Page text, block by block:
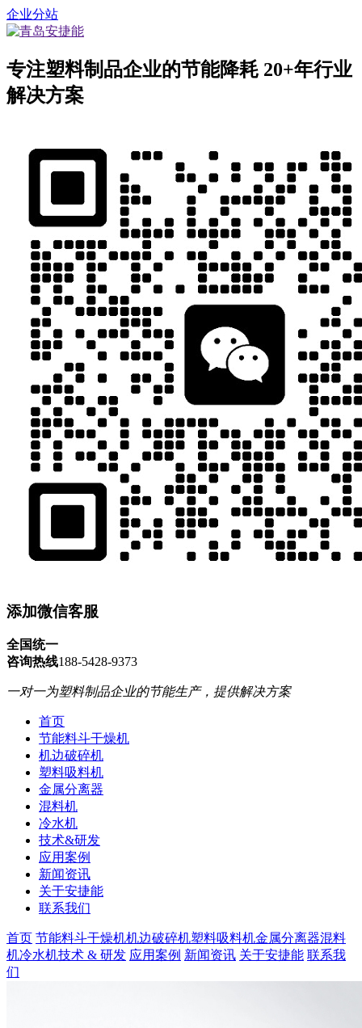
企业分站
专注塑料制品企业的节能降耗 20+年行业
解决方案
添加微信客服
全国统一
咨询热线188-5428-9373
一对一为塑料制品企业的节能生产，提供解决方案
首页
节能料斗干燥机
机边破碎机
塑料吸料机
金属分离器
混料机
冷水机
技术&研发
应用案例
新闻资讯
关于安捷能
联系我们
首页 节能料斗干燥机机边破碎机塑料吸料机金属分离器混料
机冷水机技术 & 研发 应用案例 新闻资讯 关于安捷能 联系我
们